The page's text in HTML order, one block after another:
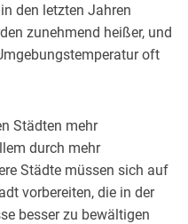
den letzten Jahren
zunehmend heißer, und
oft
Städten mehr
durch mehr
Städte müssen sich auf
vorbereiten, die in der
besser zu bewältigen